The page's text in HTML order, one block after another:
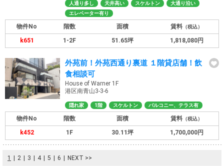
人通り多し 天井高い スケルトン
大通り沿い
エレベーター有り
物件No 階数 面積 賃料 （税込）
k651 1-2F 51.65坪 1,818,080円
外苑前！外苑西通り裏道 １階貸店舗！飲
食相談可
House of Warner 1F
港区南青山3-3-6
隠れ家 1階 スケルトン バルコニー、テラス有
物件No 階数 面積 賃料 （税込）
k452 1F 30.11坪 1,700,000円
1 2 3 4 5 6 NEXT >>